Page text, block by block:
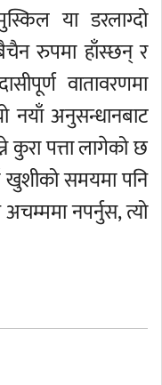
या डरलाग्दो
रुपमा हाँस्छन् र
वातावरणमा
नयाँ अनुसन्धानबाट
कुरा पत्ता लागेको छ
समयमा पनि
नपर्नुस, त्यो